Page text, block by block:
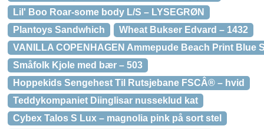
Lil' Boo Roar-some body L/S – LYSEGRØN
Plantoys Sandwhich
Wheat Bukser Edvard – 1432
VANILLA COPENHAGEN Ammepude Beach Print Blue
Småfolk Kjole med bær – 503
Hoppekids Sengehest Til Rutsjebane FSCÂ® – hvid
Teddykompaniet Diinglisar nusseklud kat
Cybex Talos S Lux – magnolia pink på sort stel